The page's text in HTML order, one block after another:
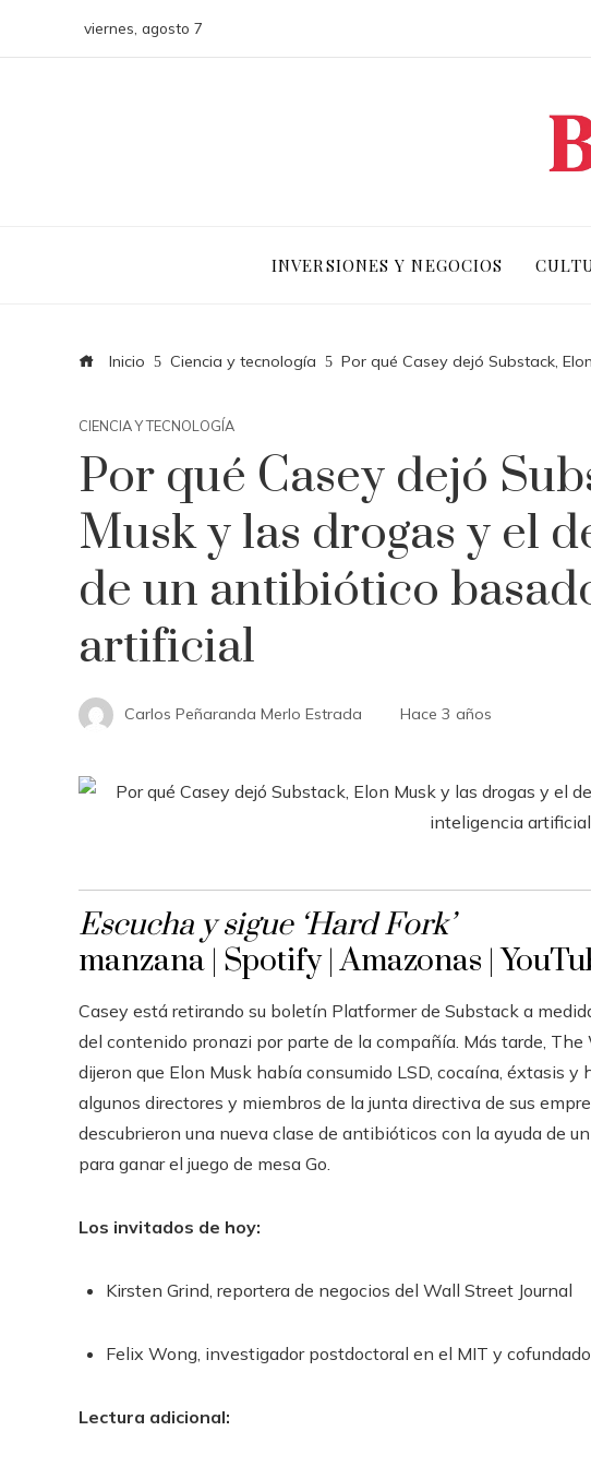
viernes, agosto 7
INVERSIONES Y NEGOCIOS
Inicio Ciencia y tecnología Por qué Casey dejó Substack,
CIENCIA Y TECNOLOGÍA
Por qué Casey dejó
Musk y las drogas y el
de un antibiótico
artificial
Carlos Peñaranda Merlo Estrada Hace 3 años
Escucha y sigue ‘Hard Fork’
manzana | Spotify | Amazonas |
Casey está retirando su boletín Platformer de Substack a
del contenido pronazi por parte de la compañía. Más tarde,
dijeron que Elon Musk había consumido LSD, cocaína, éxtasis y
algunos directores y miembros de la junta directiva de sus
descubrieron una nueva clase de antibióticos con la ayuda de
para ganar el juego de mesa Go.
Los invitados de hoy:
Kirsten Grind, reportera de negocios del Wall Street Journal
Felix Wong, investigador postdoctoral en el MIT y
Lectura adicional: